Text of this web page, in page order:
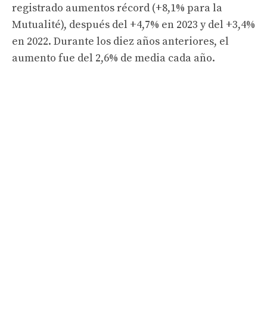
registrado aumentos récord (+8,1% para la
Mutualité), después del +4,7% en 2023 y del +3,4%
en 2022. Durante los diez años anteriores, el
aumento fue del 2,6% de media cada año.